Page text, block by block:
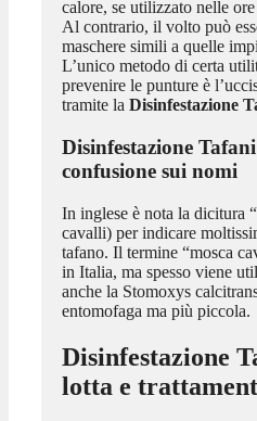
calore, se utilizzato nelle
Al contrario, il volto può
maschere simili a quelle
L’unico metodo di certa
prevenire le punture è
tramite la Disinfestazione
Disinfestazione
confusione sui nomi
In inglese è nota la dicitura
cavalli) per indicare
tafano. Il termine “mosca
in Italia, ma spesso viene
anche la Stomoxys
entomofaga ma più piccola.
Disinfestazione
lotta e